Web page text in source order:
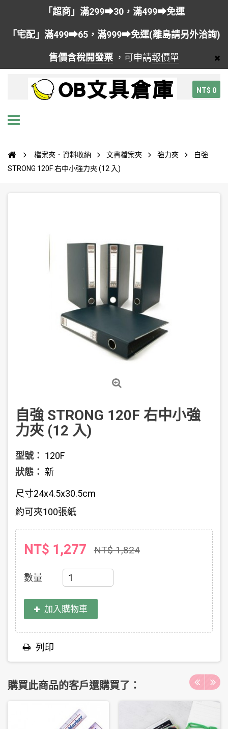
「超商」滿299➡30，滿499➡免運
「宅配」滿499➡65，滿999➡免運(離島請另外洽詢)
售價含稅開發票 ，可申請報價單
NT$ 0
檔案夾．資料收納 文書檔案夾 強力夾
自強
STRONG 120F 右中小強力夾 (12 入)
自強 STRONG 120F 右中小強
力夾 (12 入)
型號： 120F
狀態： 新
尺寸24x4.5x30.5cm
約可夾100張紙
NT$ 1,277 NT$ 1,824
數量
加入購物車
列印
購買此商品的客戶還購買了：